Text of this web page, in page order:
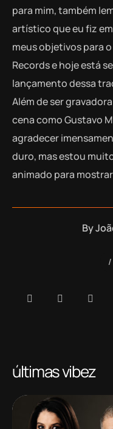
para mim, também
artístico que eu fiz
meus objetivos para
Records e hoje está
lançamento dessa
Além de ser
cena como Gustavo
agradecer
duro, mas estou
animado para
By
últimas vibez